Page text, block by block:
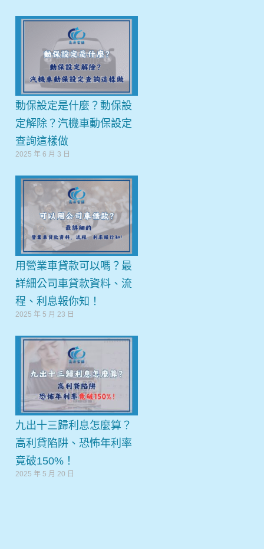
動保設定是什麼？動保設
定解除？汽機車動保設定
查詢這樣做
2025 年 6 月 3 日
用營業車貸款可以嗎？最
詳細公司車貸款資料、流
程、利息報你知！
2025 年 5 月 23 日
九出十三歸利息怎麼算？
高利貸陷阱、恐怖年利率
竟破150%！
2025 年 5 月 20 日